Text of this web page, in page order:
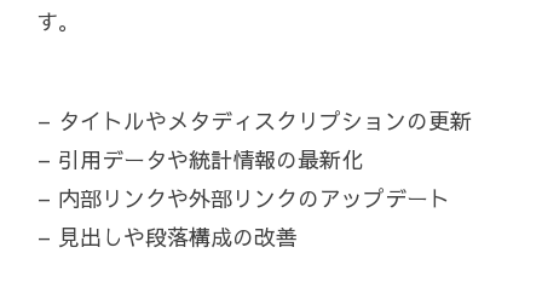
す。
– タイトルやメタディスクリプションの更新
– 引用データや統計情報の最新化
– 内部リンクや外部リンクのアップデート
– 見出しや段落構成の改善